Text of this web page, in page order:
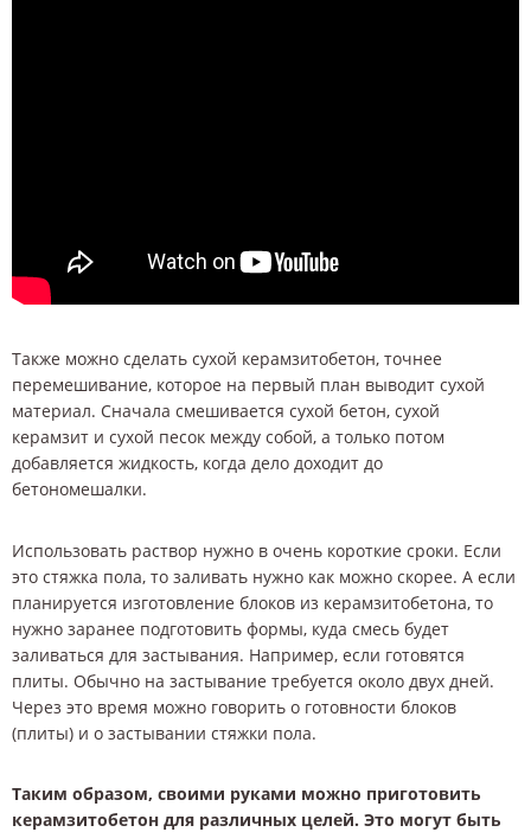
Также можно сделать сухой керамзитобетон, точнее
перемешивание, которое на первый план выводит сухой
материал. Сначала смешивается сухой бетон, сухой
керамзит и сухой песок между собой, а только потом
добавляется жидкость, когда дело доходит до
бетономешалки.
Использовать раствор нужно в очень короткие сроки. Если
это стяжка пола, то заливать нужно как можно скорее. А если
планируется изготовление блоков из керамзитобетона, то
нужно заранее подготовить формы, куда смесь будет
заливаться для застывания. Например, если готовятся
плиты. Обычно на застывание требуется около двух дней.
Через это время можно говорить о готовности блоков
(плиты) и о застывании стяжки пола.
Таким образом, своими руками можно приготовить
керамзитобетон для различных целей. Это могут быть